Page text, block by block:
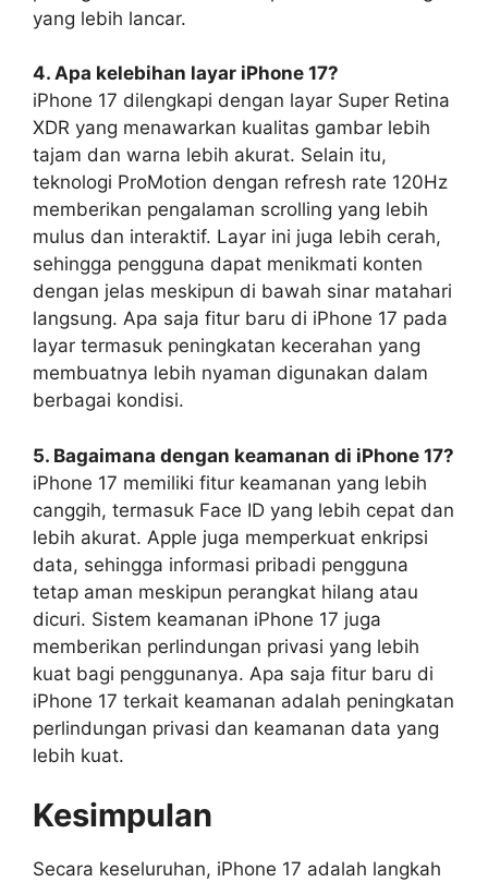
yang lebih lancar.
4. Apa kelebihan layar iPhone 17?
iPhone 17 dilengkapi dengan layar Super Retina
XDR yang menawarkan kualitas gambar lebih
tajam dan warna lebih akurat. Selain itu,
teknologi ProMotion dengan refresh rate 120Hz
memberikan pengalaman scrolling yang lebih
mulus dan interaktif. Layar ini juga lebih cerah,
sehingga pengguna dapat menikmati konten
dengan jelas meskipun di bawah sinar matahari
langsung. Apa saja fitur baru di iPhone 17 pada
layar termasuk peningkatan kecerahan yang
membuatnya lebih nyaman digunakan dalam
berbagai kondisi.
5. Bagaimana dengan keamanan di iPhone 17?
iPhone 17 memiliki fitur keamanan yang lebih
canggih, termasuk Face ID yang lebih cepat dan
lebih akurat. Apple juga memperkuat enkripsi
data, sehingga informasi pribadi pengguna
tetap aman meskipun perangkat hilang atau
dicuri. Sistem keamanan iPhone 17 juga
memberikan perlindungan privasi yang lebih
kuat bagi penggunanya. Apa saja fitur baru di
iPhone 17 terkait keamanan adalah peningkatan
perlindungan privasi dan keamanan data yang
lebih kuat.
Kesimpulan
Secara keseluruhan, iPhone 17 adalah langkah